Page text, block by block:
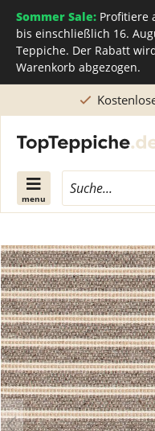
Sommer Sale: Profitiere
bis einschließlich 16.
Teppiche. Der Rabatt
Warenkorb abgezogen.
menu